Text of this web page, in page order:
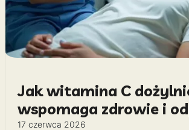
Jak witamina C
wspomaga zdrowie i
17 czerwca 2026